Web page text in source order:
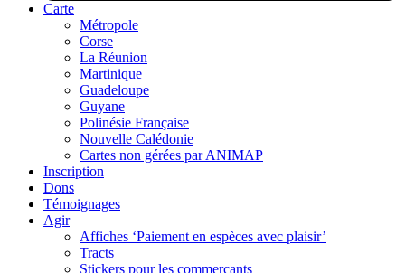
Carte
Métropole
Corse
La Réunion
Martinique
Guadeloupe
Guyane
Polinésie Française
Nouvelle Calédonie
Cartes non gérées par ANIMAP
Inscription
Dons
Témoignages
Agir
Affiches ‘Paiement en espèces avec plaisir’
Tracts
Stickers pour les commerçants